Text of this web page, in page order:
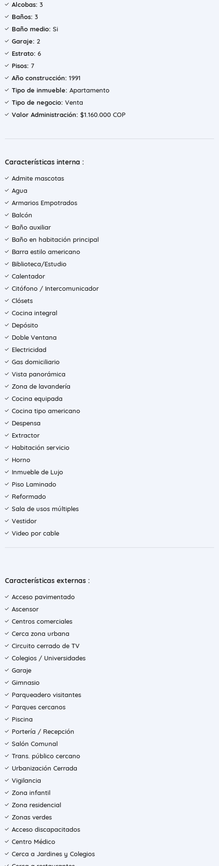
Alcobas: 3
Baños: 3
Baño medio: Si
Garaje: 2
Estrato: 6
Pisos: 7
Año construcción: 1991
Tipo de inmueble: Apartamento
Tipo de negocio: Venta
Valor Administración: $1.160.000 COP
Características interna :
Admite mascotas
Agua
Armarios Empotrados
Balcón
Baño auxiliar
Baño en habitación principal
Barra estilo americano
Biblioteca/Estudio
Calentador
Citófono / Intercomunicador
Clósets
Cocina integral
Depósito
Doble Ventana
Electricidad
Gas domiciliario
Vista panorámica
Zona de lavandería
Cocina equipada
Cocina tipo americano
Despensa
Extractor
Habitación servicio
Horno
Inmueble de Lujo
Piso Laminado
Reformado
Sala de usos múltiples
Vestidor
Video por cable
Características externas :
Acceso pavimentado
Ascensor
Centros comerciales
Cerca zona urbana
Circuito cerrado de TV
Colegios / Universidades
Garaje
Gimnasio
Parqueadero visitantes
Parques cercanos
Piscina
Portería / Recepción
Salón Comunal
Trans. público cercano
Urbanización Cerrada
Vigilancia
Zona infantil
Zona residencial
Zonas verdes
Acceso discapacitados
Centro Médico
Cerca a Jardines y Colegios